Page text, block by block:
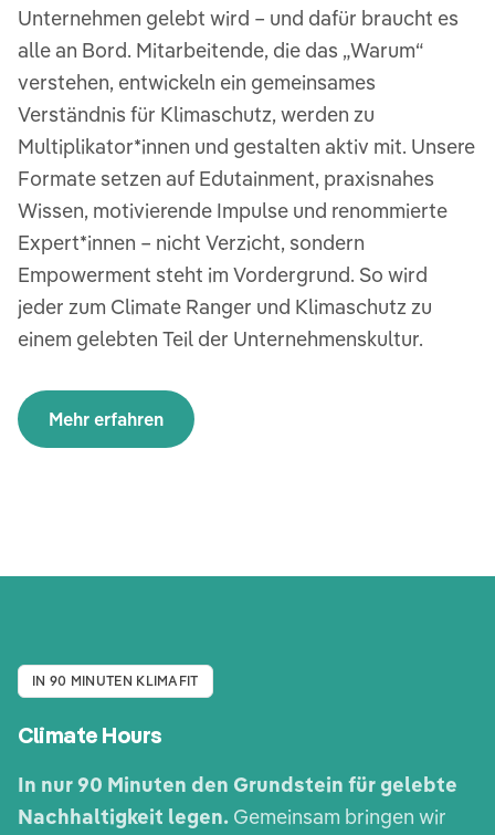
Unternehmen gelebt wird – und dafür braucht es
alle an Bord. Mitarbeitende, die das „Warum“
verstehen, entwickeln ein gemeinsames
Verständnis für Klimaschutz, werden zu
Multiplikator*innen und gestalten aktiv mit. Unsere
Formate setzen auf Edutainment, praxisnahes
Wissen, motivierende Impulse und renommierte
Expert*innen – nicht Verzicht, sondern
Empowerment steht im Vordergrund. So wird
jeder zum Climate Ranger und Klimaschutz zu
einem gelebten Teil der Unternehmenskultur.
Mehr erfahren
IN 90 MINUTEN KLIMAFIT
Climate Hours
In nur 90 Minuten den Grundstein für gelebte
Nachhaltigkeit legen. Gemeinsam bringen wir